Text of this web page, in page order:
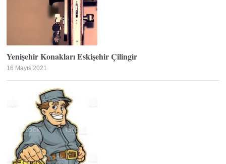
Yenişehir Konakları Eskişehir Çilingir
16 Mayıs 2021